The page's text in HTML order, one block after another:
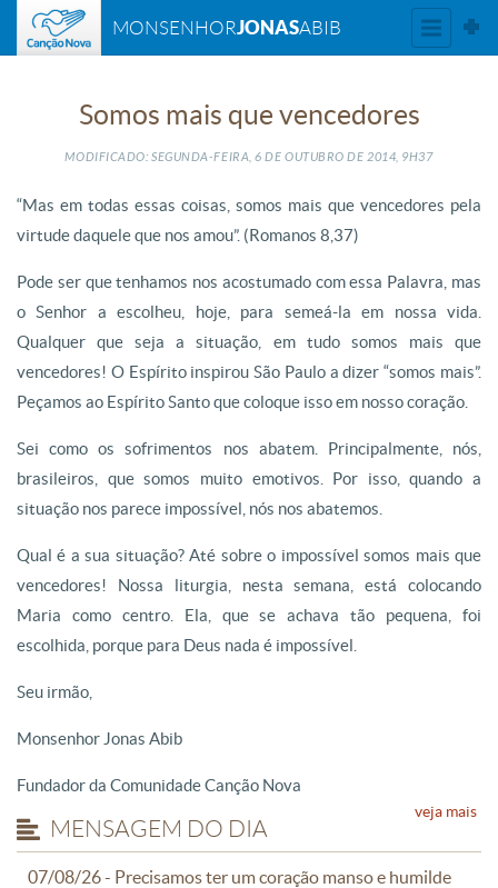
MONSENHORJONASABIB
Somos mais que vencedores
MODIFICADO: SEGUNDA-FEIRA, 6 DEOUTUBRO DE2014, 9H37
“Mas em todas essas coisas, somos mais que vencedores pela
virtude daquele que nos amou”. (Romanos 8,37)
Pode ser que tenhamos nos acostumado com essa Palavra, mas
o Senhor a escolheu, hoje, para semeá-la em nossa vida.
Qualquer que seja a situação, em tudo somos mais que
vencedores! O Espírito inspirou São Paulo a dizer “somos mais”.
Peçamos ao Espírito Santo que coloque isso em nosso coração.
Sei como os sofrimentos nos abatem. Principalmente, nós,
brasileiros, que somos muito emotivos. Por isso, quando a
situação nos parece impossível, nós nos abatemos.
Qual é a sua situação? Até sobre o impossível somos mais que
vencedores! Nossa liturgia, nesta semana, está colocando
Maria como centro. Ela, que se achava tão pequena, foi
escolhida, porque para Deus nada é impossível.
Seu irmão,
Monsenhor Jonas Abib
Fundador da Comunidade Canção Nova
MENSAGEM DO DIA
07/08/26 - Precisamos ter um coração manso e humilde
veja mais